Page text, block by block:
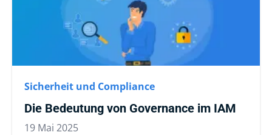
Sicherheit und Compliance
Die Bedeutung von Governance im IAM
19 Mai 2025